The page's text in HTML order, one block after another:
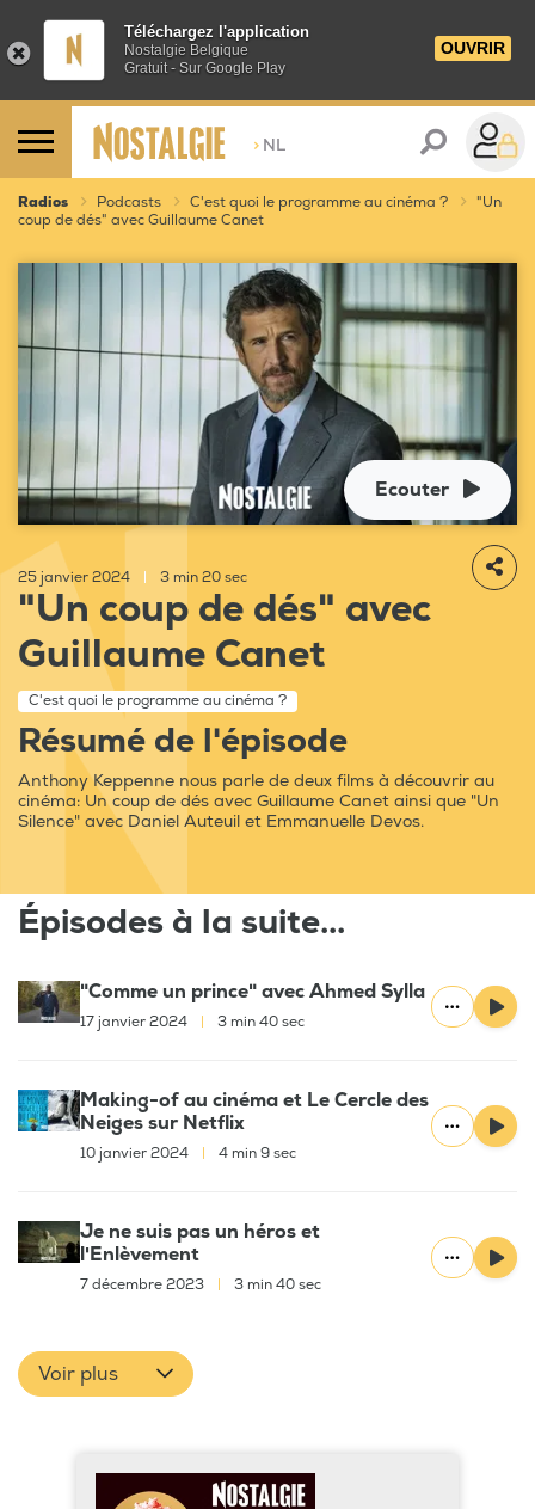
Téléchargez l'application
Nostalgie Belgique
Gratuit - Sur Google Play
OUVRIR
> NL
Radios Podcasts C'est quoi le programme au cinéma ?
"Un
coup de dés" avec Guillaume Canet
Ecouter
25 janvier 2024 3 min 20 sec
"Un coup de dés" avec
Guillaume Canet
C'est quoi le programme au cinéma ?
Résumé de l'épisode
Anthony Keppenne nous parle de deux films à découvrir au
cinéma: Un coup de dés avec Guillaume Canet ainsi que "Un
Silence" avec Daniel Auteuil et Emmanuelle Devos.
Épisodes à la suite...
"Comme un prince" avec Ahmed Sylla
17 janvier 2024 3 min 40 sec
Making-of au cinéma et Le Cercle des
Neiges sur Netflix
10 janvier 2024 4 min 9 sec
Je ne suis pas un héros et
l'Enlèvement
7 décembre 2023 3 min 40 sec
Voir plus